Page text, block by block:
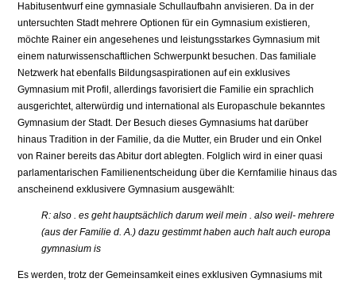
Habitusentwurf eine gymnasiale Schullaufbahn anvisieren. Da in der
untersuchten Stadt mehrere Optionen für ein Gymnasium existieren,
möchte Rainer ein angesehenes und leistungsstarkes Gymnasium mit
einem naturwissenschaftlichen Schwerpunkt besuchen. Das familiale
Netzwerk hat ebenfalls Bildungsaspirationen auf ein exklusives
Gymnasium mit Profil, allerdings favorisiert die Familie ein sprachlich
ausgerichtet, alterwürdig und international als Europaschule bekanntes
Gymnasium der Stadt. Der Besuch dieses Gymnasiums hat darüber
hinaus Tradition in der Familie, da die Mutter, ein Bruder und ein Onkel
von Rainer bereits das Abitur dort ablegten. Folglich wird in einer quasi
parlamentarischen Familienentscheidung über die Kernfamilie hinaus das
anscheinend exklusivere Gymnasium ausgewählt:
R: also . es geht hauptsächlich darum weil mein . also weil- mehrere
(aus der Familie d. A.) dazu gestimmt haben auch halt auch europa
gymnasium is
Es werden, trotz der Gemeinsamkeit eines exklusiven Gymnasiums mit